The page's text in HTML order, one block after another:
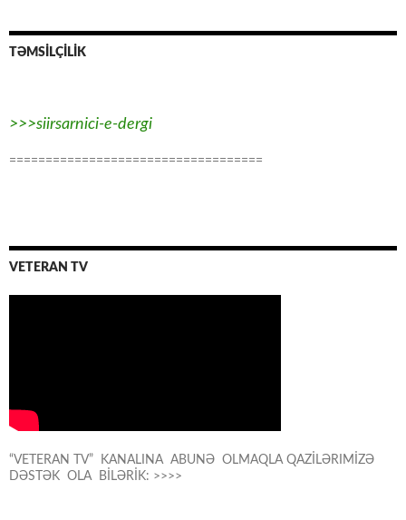
TƏMSİLÇİLİK
>>>siirsarnici-e-dergi
===================================
VETERAN TV
“VETERAN TV” KANALINA ABUNƏ OLMAQLA QAZİLƏRIMİZƏ
DƏSTƏK OLA BİLƏRİK: >>>>